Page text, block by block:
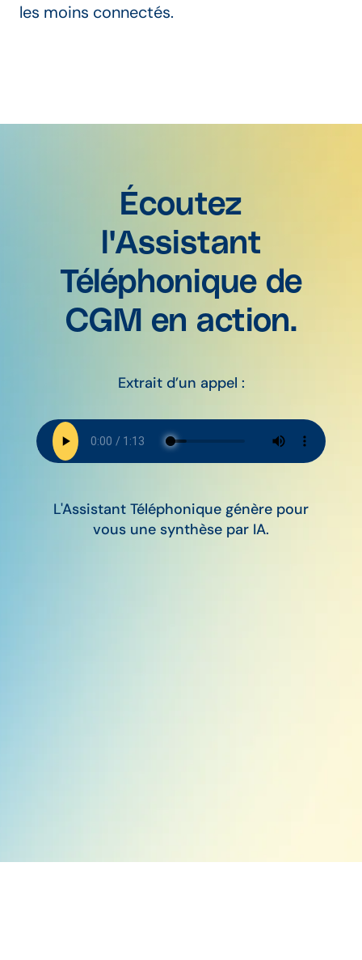
les moins connectés.
Écoutez
l'Assistant
Téléphonique de
CGM en action.
Extrait d’un appel :
L'Assistant Téléphonique génère pour
vous une synthèse par IA.